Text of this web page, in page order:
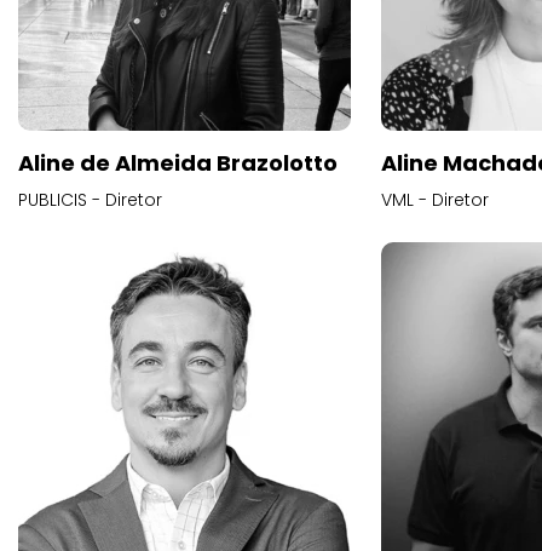
Aline de Almeida Brazolotto
PUBLICIS - Diretor
Aline
VML - Diretor